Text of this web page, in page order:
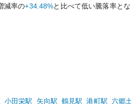
減率の+34.48%と比べて低い騰落率と
小田栄駅 矢向駅 鶴見駅 港町駅 六郷